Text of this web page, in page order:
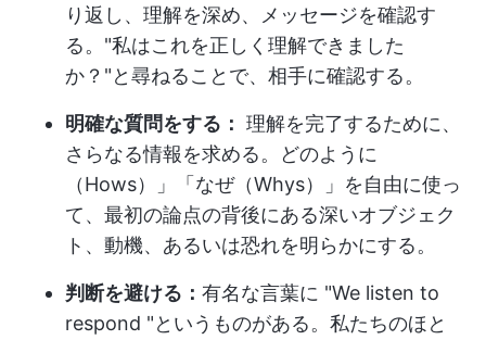
り返し、理解を深め、メッセージを確認す
る。"私はこれを正しく理解できました
か？"と尋ねることで、相手に確認する。
明確な質問をする： 理解を完了するために、
さらなる情報を求める。どのように
（Hows）」「なぜ（Whys）」を自由に使っ
て、最初の論点の背後にある深いオブジェク
ト、動機、あるいは恐れを明らかにする。
判断を避ける： 有名な言葉に "We listen to
respond "というものがある。私たちのほと